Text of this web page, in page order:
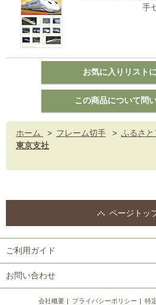
手
ホーム > フレーム切手 > ふるさ
東京支社
ページトッ
ご利用ガイド
お問い合わせ
会社概要 プライバシーポリシー 特